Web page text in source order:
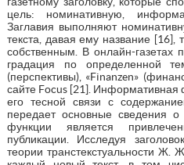
цель: номинативную,
Заглавия выполняют
текста, давая ему название [16],
собственным. В онлайн-газетах
градация по определенной
(перспективы), «Finanzen»
сайте Focus [21]. Информативная
его тесной связи с
передает основные сведения
функции является
публикации. Исследуя
теории транстекстуальности Ж.